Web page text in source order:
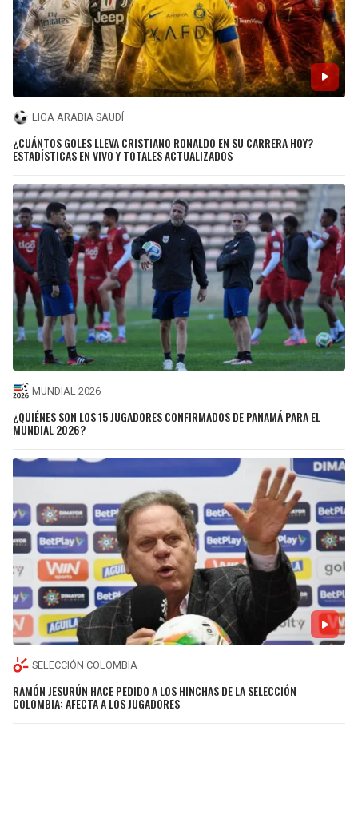
LIGA ARABIA SAUDÍ
¿CUÁNTOS GOLES LLEVA CRISTIANO RONALDO EN SU CARRERA HOY?
ESTADÍSTICAS EN VIVO Y TOTALES ACTUALIZADOS
MUNDIAL 2026
¿QUIÉNES SON LOS 15 JUGADORES CONFIRMADOS DE PANAMÁ PARA EL
MUNDIAL 2026?
SELECCIÓN COLOMBIA
RAMÓN JESURÚN HACE PEDIDO A LOS HINCHAS DE LA SELECCIÓN
COLOMBIA: AFECTA A LOS JUGADORES